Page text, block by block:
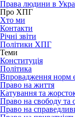
Права людини в
Про ХПГ
Хто ми
Контакти
Річні звіти
Політики ХПГ
Теми
Конституція
Політика
Впровадження норм
Право на життя
Катування та
Право на свободу та
Право на